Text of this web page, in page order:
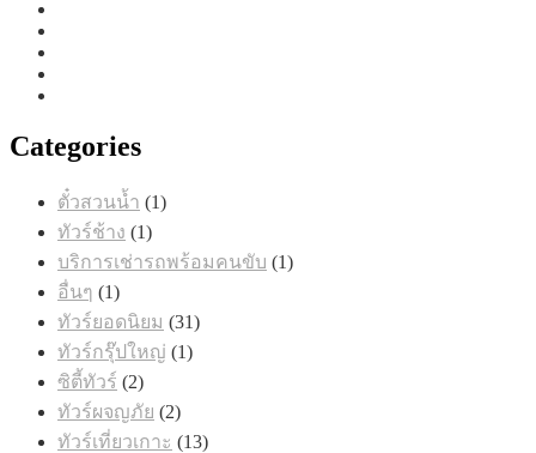
Categories
ตั๋วสวนน้ำ 11
ทัวร์ช้าง 11
สินค้า
บริการเช่ารถพร้อมคนขับ 11
อื่นๆ 11
สินค้า
ทัวร์ยอดนิยม 3131
ทัวร์กรุ๊ปใหญ่ 11
ซิตี้ทัวร์ 22
สินค้า
ทัวร์ผจญภัย 22
สินค้า
ทัวร์เที่ยวเกาะ 1313